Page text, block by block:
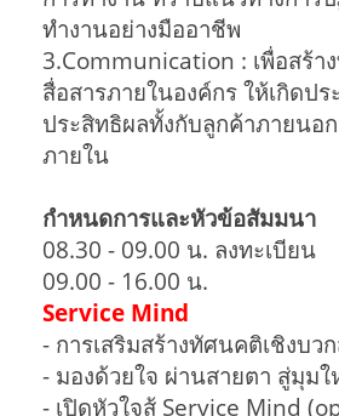
ทำงานอย่างมืออาชีพ
3.Communication : เพื่อสร้า
สื่อสารภายในองค์กร ให้เกิดป
ประสิทธิผลทั้งกับลูกค้าภายนอ
ภายใน
กำหนดการและหัวข้อสัมมนา
08.30 - 09.00 น. ลงทะเบียน
09.00 - 16.00 น.
Service Mind
- การเสริมสร้างทัศนคติเชิงบว
- มองด้วยใจ ผ่านสายตา สู่มุมใ
- เปิดหัวใจสู้ Service Mind